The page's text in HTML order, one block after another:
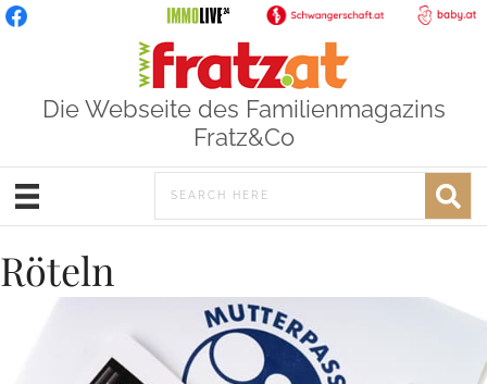
Die Webseite des Familienmagazins
Fratz&Co
Röteln